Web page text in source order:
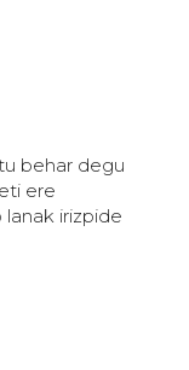
behar degu
ere
irizpide